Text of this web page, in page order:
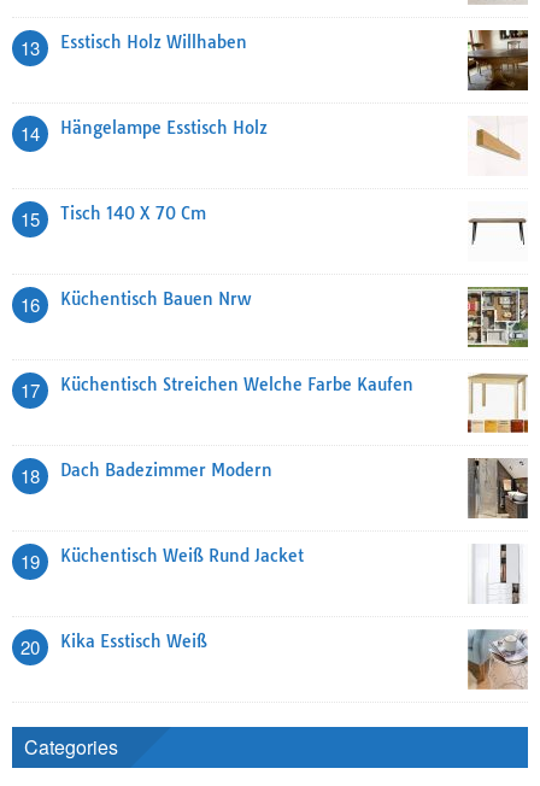
13 Esstisch Holz Willhaben
14 Hängelampe Esstisch Holz
15 Tisch 140 X 70 Cm
16 Küchentisch Bauen Nrw
17 Küchentisch Streichen Welche Farbe Kaufen
18 Dach Badezimmer Modern
19 Küchentisch Weiß Rund Jacket
20 Kika Esstisch Weiß
Categories